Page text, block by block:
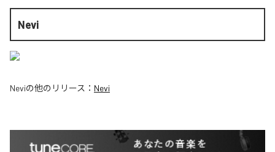
Nevi
Neviの他のリリース： Nevi